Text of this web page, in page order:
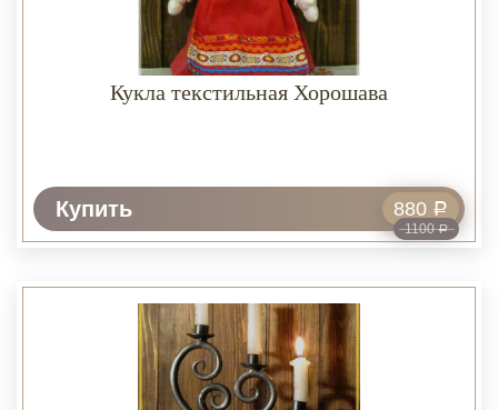
Кукла текстильная Хорошава
Купить
1100Р
880 Р